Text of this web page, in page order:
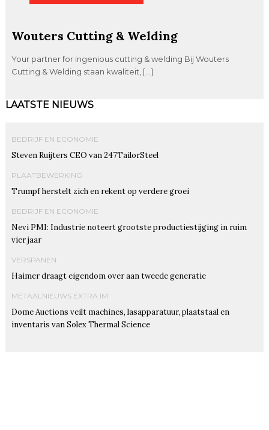
Wouters Cutting & Welding
Your partner for ingenious cutting & welding Bij Wouters
Cutting & Welding staan kwaliteit, […]
LAATSTE NIEUWS
BEDRIJF EN ECONOMIE
Steven Ruijters CEO van 247TailorSteel
PLAATBEWERKING
Trumpf herstelt zich en rekent op verdere groei
BEDRIJF EN ECONOMIE
Nevi PMI: Industrie noteert grootste productiestijging in ruim
vier jaar
VERSPANEN
Haimer draagt eigendom over aan tweede generatie
METAALNIEUWS EXTRA IM
Dome Auctions veilt machines, lasapparatuur, plaatstaal en
inventaris van Solex Thermal Science